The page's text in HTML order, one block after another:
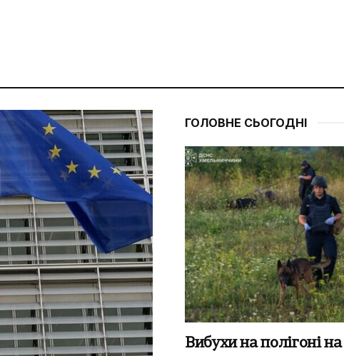
ГОЛОВНЕ СЬОГОДНІ
Вибухи на полігоні на